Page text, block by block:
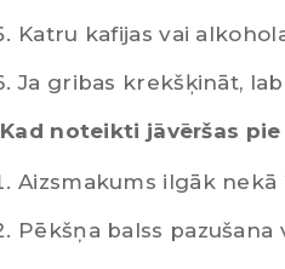
Katru kafijas vai
Ja gribas krekšķināt,
Kad noteikti jāvēršas
Aizsmakums ilgāk
Pēkšņa balss